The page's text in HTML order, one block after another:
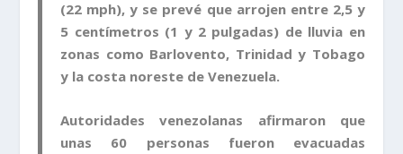
(22 mph), y se prevé que arrojen entre 2,5 y
5 centímetros (1 y 2 pulgadas) de lluvia en
zonas como Barlovento, Trinidad y Tobago
y la costa noreste de Venezuela.
Autoridades venezolanas afirmaron que
unas 60 personas fueron evacuadas